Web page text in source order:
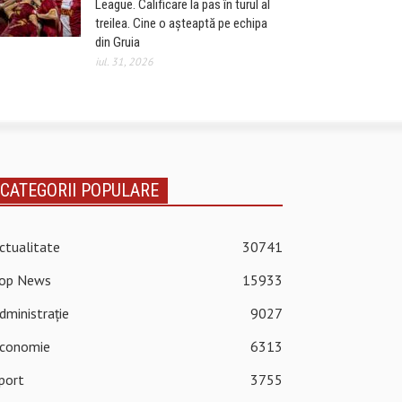
League. Calificare la pas în turul al
treilea. Cine o așteaptă pe echipa
din Gruia
iul. 31, 2026
CATEGORII POPULARE
30741
News
15933
9027
6313
3755